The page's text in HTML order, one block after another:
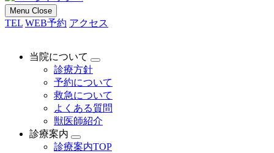
Menu Close
TEL WEB予約 アクセス
当院について
診療方針
予約について
救急について
よくある質問
獣医師紹介
診療案内
診療案内TOP